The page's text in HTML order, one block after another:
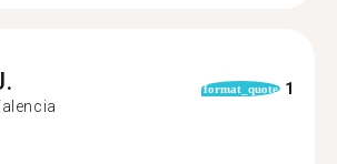
format_quote 1